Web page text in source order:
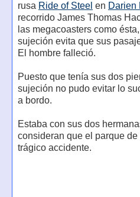
rusa Ride of Steel en Darien
recorrido James Thomas
las megacoasters como
sujeción evita que sus
El hombre falleció.
Puesto que tenía sus dos
sujeción no pudo evitar lo
a bordo.
Estaba con sus dos
consideran que el parque
trágico accidente.